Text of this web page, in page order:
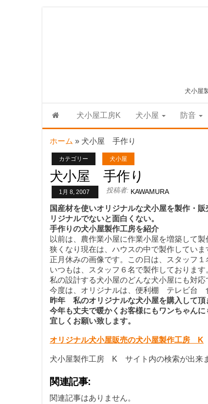
犬小屋
犬小屋工房K 犬小屋 防音
ホーム » 犬小屋 手作り
カテゴリー 犬小屋
犬小屋 手作り
1月 8, 2007 投稿者: KAWAMURA
国産材を使いオリジナルな犬小屋を製作・
リジナルでないと面白くない。
手作りの犬小屋製作工房を紹介
以前は、農作業小屋に作業小屋を増築して
狭くなり現在は、ハウスの中で製作していま
正月休みの画像です。この日は、スタッフ１
いつもは、スタッフ６名で製作しております
私の設計する犬小屋のどんな犬小屋にも対応
今度は、オリジナルは、便利棚 テレビ台
昨年 私のオリジナルな犬小屋を購入して頂
今年も丈夫で暖かくお客様にもワンちゃん
宜しくお願い致します。
オリジナル犬小屋販売の犬小屋製作工房 K
犬小屋製作工房 K サイト内の検索が出来ま
関連記事:
関連記事はありません。